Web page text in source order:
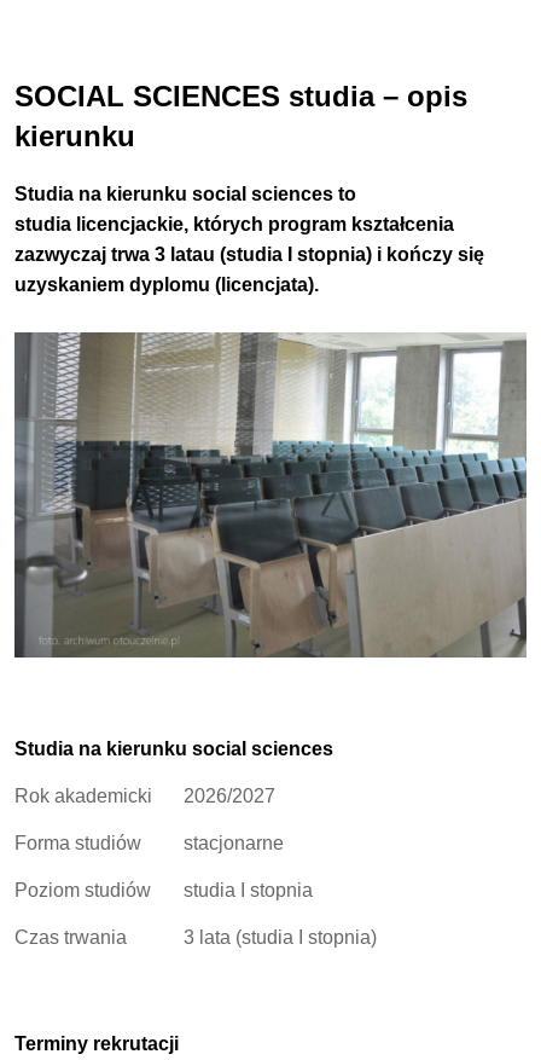
SOCIAL SCIENCES studia – opis
kierunku
Studia na kierunku social sciences to
studia licencjackie, których program kształcenia
zazwyczaj trwa 3 latau (studia I stopnia) i kończy się
uzyskaniem dyplomu (licencjata).
Studia na kierunku social sciences
Rok akademicki 2026/2027
Forma studiów stacjonarne
Poziom studiów studia I stopnia
Czas trwania 3 lata (studia I stopnia)
Terminy rekrutacji